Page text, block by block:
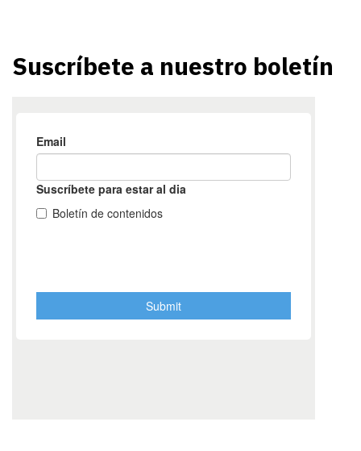
Suscríbete a nuestro boletín